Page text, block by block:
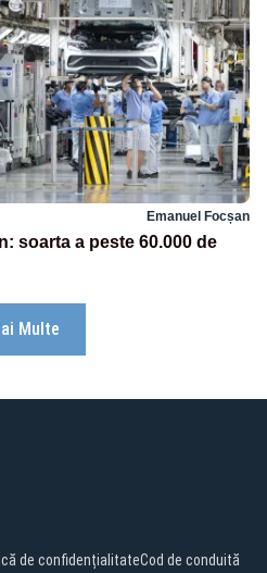
Emanuel Focșan
soarta a peste 60.000 de
Multe
de confidențialitateCod de conduită